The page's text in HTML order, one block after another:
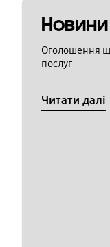
Оголошення
послуг
Читати далі